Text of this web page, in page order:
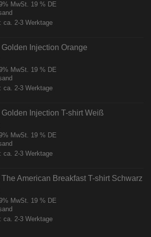
MwSt. 19 % DE
ca. 2-3 Werktage
Injection Orange
MwSt. 19 % DE
ca. 2-3 Werktage
Injection T-shirt Weiß
MwSt. 19 % DE
ca. 2-3 Werktage
American Breakfast T-shirt Schwarz
MwSt. 19 % DE
ca. 2-3 Werktage